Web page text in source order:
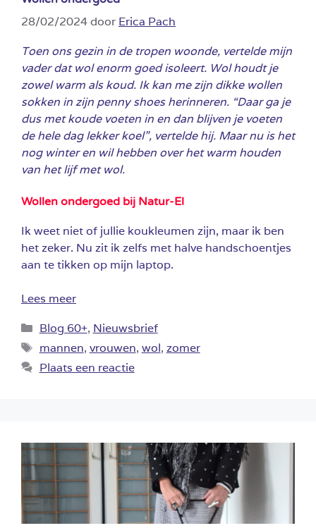
28/02/2024door Erica Pach
Toen ons gezin in de tropen woonde, vertelde mijn
vader dat wol enorm goed isoleert. Wol houdt je
zowel warm als koud. Ik kan me zijn dikke wollen
sokken in zijn penny shoes herinneren. “Daar ga je
dus met koude voeten in en dan blijven je voeten
de hele dag lekker koel”, vertelde hij. Maar nu is het
nog winter en wil hebben over het warm houden
van het lijf met wol.
Wollen ondergoed bij Natur-El
Ik weet niet of jullie koukleumen zijn, maar ik ben
het zeker. Nu zit ik zelfs met halve handschoentjes
aan te tikken op mijn laptop.
Lees meer
Categorieën
Blog 60+, Nieuwsbrief
Tags
mannen, vrouwen, wol, zomer
Plaats een reactie